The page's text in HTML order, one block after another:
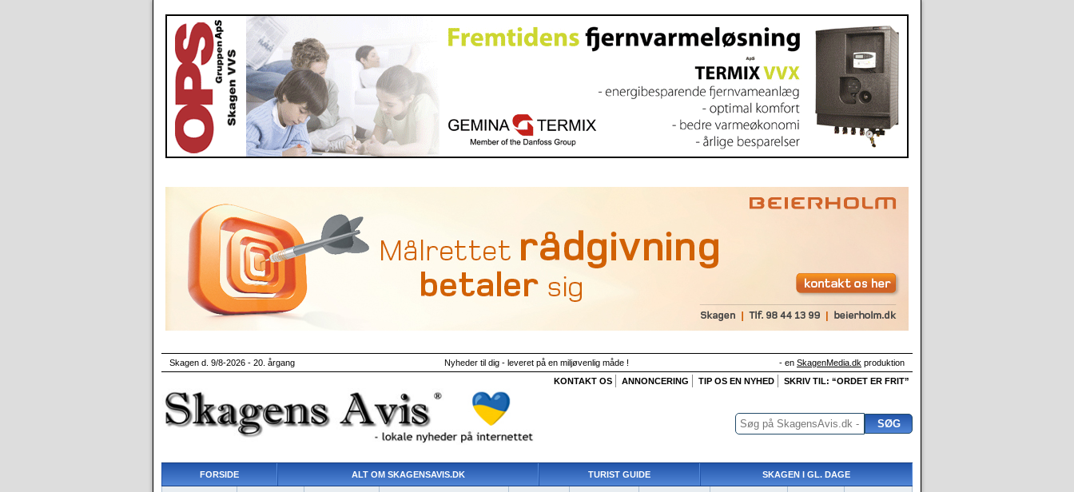
Skagen d. 9/8-2026 - 20. årgang Nyheder til dig - leveret på en miljøvenlig måde ! - en SkagenMedia.dk produktion
KONTAKT OS
ANNONCERING TIP OS EN NYHED SKRIV TIL: “ORDET ER FRIT”
FORSIDE ALT OM SKAGENSAVIS.DK TURIST GUIDE SKAGEN I GL. DAGE